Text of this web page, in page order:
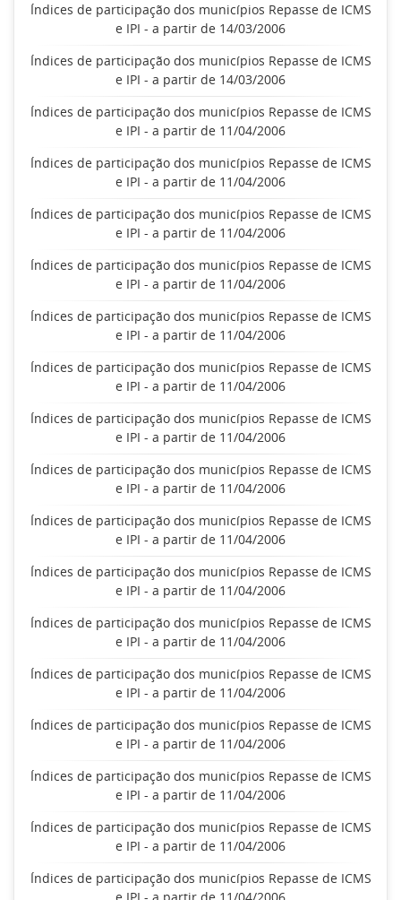
Índices de participação dos municípios Repasse de ICMS
e IPI - a partir de 14/03/2006
Índices de participação dos municípios Repasse de ICMS
e IPI - a partir de 14/03/2006
Índices de participação dos municípios Repasse de ICMS
e IPI - a partir de 11/04/2006
Índices de participação dos municípios Repasse de ICMS
e IPI - a partir de 11/04/2006
Índices de participação dos municípios Repasse de ICMS
e IPI - a partir de 11/04/2006
Índices de participação dos municípios Repasse de ICMS
e IPI - a partir de 11/04/2006
Índices de participação dos municípios Repasse de ICMS
e IPI - a partir de 11/04/2006
Índices de participação dos municípios Repasse de ICMS
e IPI - a partir de 11/04/2006
Índices de participação dos municípios Repasse de ICMS
e IPI - a partir de 11/04/2006
Índices de participação dos municípios Repasse de ICMS
e IPI - a partir de 11/04/2006
Índices de participação dos municípios Repasse de ICMS
e IPI - a partir de 11/04/2006
Índices de participação dos municípios Repasse de ICMS
e IPI - a partir de 11/04/2006
Índices de participação dos municípios Repasse de ICMS
e IPI - a partir de 11/04/2006
Índices de participação dos municípios Repasse de ICMS
e IPI - a partir de 11/04/2006
Índices de participação dos municípios Repasse de ICMS
e IPI - a partir de 11/04/2006
Índices de participação dos municípios Repasse de ICMS
e IPI - a partir de 11/04/2006
Índices de participação dos municípios Repasse de ICMS
e IPI - a partir de 11/04/2006
Índices de participação dos municípios Repasse de ICMS